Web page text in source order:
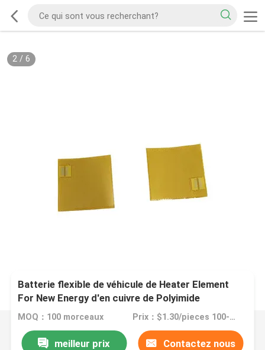
2/ 6
Batterie flexible de véhicule de Heater Element
For New Energy d'en cuivre de Polyimide
MOQ：100 morceaux Prix：$1.30/pieces 100-199 pieces
meilleur prix Contactez nous